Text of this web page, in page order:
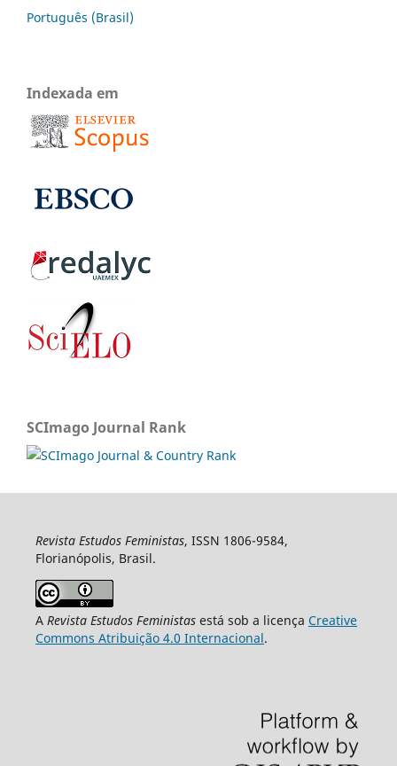
Português (Brasil)
Indexada em
SCImago Journal Rank
Revista Estudos Feministas, ISSN 1806-9584,
Florianópolis, Brasil.
A Revista Estudos Feministasestá sob a licença Creative
Commons Atribuição 4.0 Internacional.